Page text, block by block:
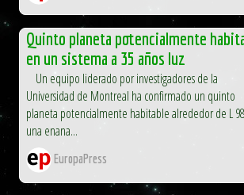
Quinto planeta potencialmente
en un sistema a 35 años luz
Un equipo liderado por investigadores de la
Universidad de Montreal ha confirmado un quinto
planeta potencialmente habitable alrededor de L
una enana...
EuropaPress